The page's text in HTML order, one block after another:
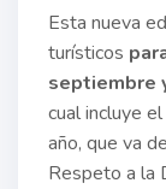
Esta nueva
turísticos
septiembre
cual incluye
año, que va
Respeto a la